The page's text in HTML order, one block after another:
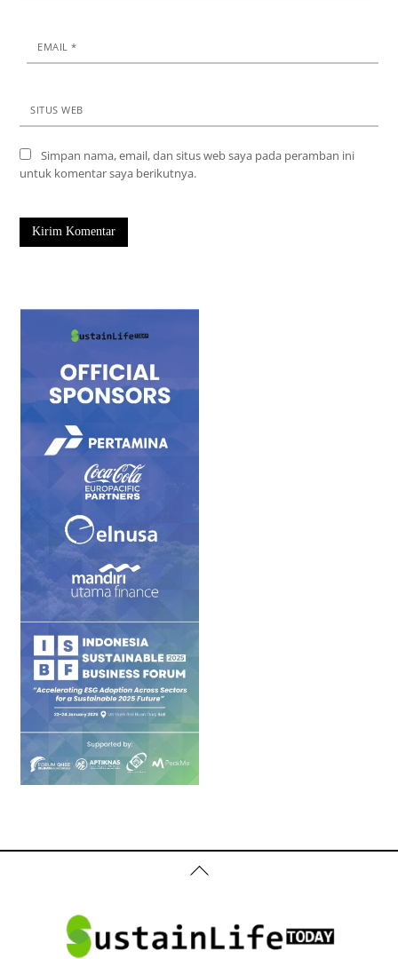
EMAIL*
SITUS WEB
Simpan nama, email, dan situs web saya pada peramban ini
untuk komentar saya berikutnya.
Back
To